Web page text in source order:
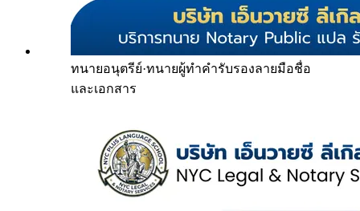
ทนายอนุตรีย์·ทนายผู้ทำคำรับรองลายมือชื่อ
และเอกสาร